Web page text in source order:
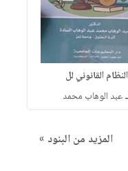
النظام القانوني لل
عبد الوهاب محمد
المزيد من البنود »